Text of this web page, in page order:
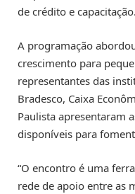
de crédito e capacitação.
A programação
crescimento para
representantes das
Bradesco, Caixa
Paulista apresentaram
disponíveis para
“O encontro é uma
rede de apoio entre as